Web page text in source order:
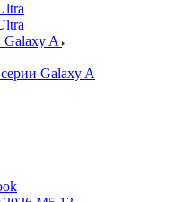
A
Galaxy A